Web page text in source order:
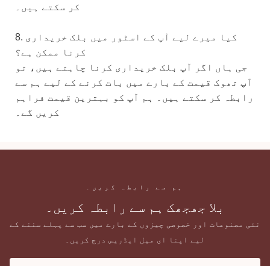
کر سکتے ہیں۔
8. کیا میرے لیے آپ کے اسٹور میں بلک خریداری
کرنا ممکن ہے؟
جی ہاں اگر آپ بلک خریداری کرنا چاہتے ہیں، تو
آپ تھوک قیمت کے بارے میں بات کرنے کے لیے ہم سے
رابطہ کر سکتے ہیں۔ ہم آپ کو بہترین قیمت فراہم
کریں گے۔
ہم سے رابطہ کریں۔
بلا جھجھک ہم سے رابطہ کریں۔
نئی مصنوعات اور خصوصی چیزوں کے بارے میں سب سے پہلے سننے کے
لیے اپنا ای میل ایڈریس درج کریں۔